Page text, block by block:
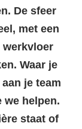
De sfeer
met een
werkvloer
Waar je
je team
we helpen.
staat of